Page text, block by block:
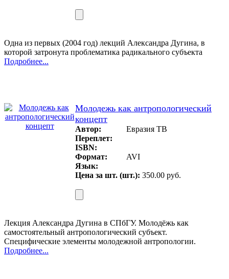
Одна из первых (2004 год) лекций Александра Дугина, в
которой затронута проблематика радикального субъекта
Подробнее...
Молодежь как антропологический
концепт
Автор:
Евразия ТВ
Переплет:
ISBN:
Формат:
AVI
Язык:
Цена за шт. (шт.): 350.00 руб.
Лекция Александра Дугина в СПбГУ. Молодёжь как
самостоятельный антропологический субъект.
Специфические элементы молодежной антропологии.
Подробнее...